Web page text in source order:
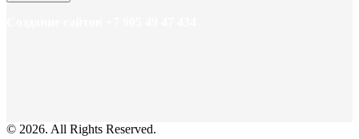
© 2026. All Rights Reserved.